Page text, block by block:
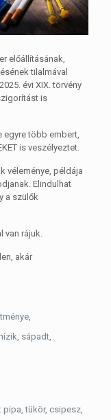
előállításának,
tilalmával
évi XIX. törvény
is
több embert,
is veszélyeztet.
véleménye, példája
Elindulhat
a szülők
van rájuk.
akár
sápadt,
pipa, tükör, csipesz,